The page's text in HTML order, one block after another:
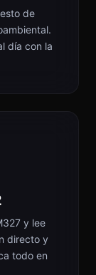
de
día con la
y lee
directo y
todo en